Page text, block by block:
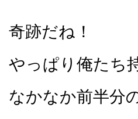
奇跡だね！
やっぱり俺たち
なかなか前半分